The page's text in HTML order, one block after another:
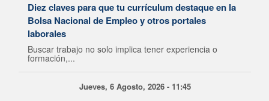
Diez claves para que tu currículum destaque en la
Bolsa Nacional de Empleo y otros portales
laborales
Buscar trabajo no solo implica tener experiencia o
formación,...
Jueves, 6 Agosto, 2026 - 11:45